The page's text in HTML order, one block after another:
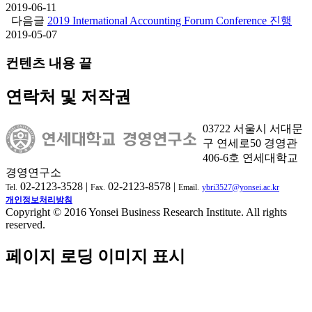
2019-06-11
다음글 2019 International Accounting Forum Conference 진행
2019-05-07
컨텐츠 내용 끝
연락처 및 저작권
03722 서울시 서대문
구 연세로50 경영관
406-6호 연세대학교
경영연구소
Tel. 02-2123-3528 | Fax. 02-2123-8578 | Email. ybri3527@yonsei.ac.kr
개인정보처리방침
Copyright © 2016 Yonsei Business Research Institute. All rights
reserved.
페이지 로딩 이미지 표시